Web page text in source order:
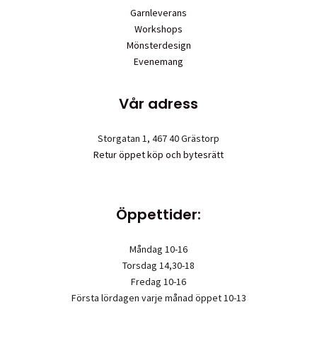
Garnleverans
Workshops
Mönsterdesign
Evenemang
Vår adress
Storgatan 1, 467 40 Grästorp
Retur öppet köp och bytesrätt
Öppettider:
Måndag 10-16
Torsdag 14,30-18
Fredag 10-16
Första lördagen varje månad öppet 10-13